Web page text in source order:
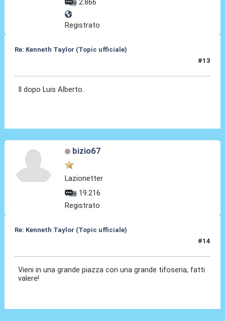
2.866
Registrato
Re: Kenneth Taylor (Topic ufficiale)
#13
Il dopo Luis Alberto.
bizio67
Lazionetter
19.216
Registrato
Re: Kenneth Taylor (Topic ufficiale)
#14
Vieni in una grande piazza con una grande tifoseria, fatti
valere!